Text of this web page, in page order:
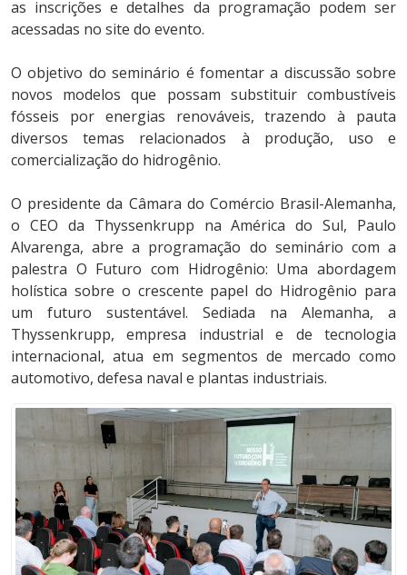
as inscrições e detalhes da programação podem ser
acessadas no site do evento.
O objetivo do seminário é fomentar a discussão sobre
novos modelos que possam substituir combustíveis
fósseis por energias renováveis, trazendo à pauta
diversos temas relacionados à produção, uso e
comercialização do hidrogênio.
O presidente da Câmara do Comércio Brasil-Alemanha,
o CEO da Thyssenkrupp na América do Sul, Paulo
Alvarenga, abre a programação do seminário com a
palestra O Futuro com Hidrogênio: Uma abordagem
holística sobre o crescente papel do Hidrogênio para
um futuro sustentável. Sediada na Alemanha, a
Thyssenkrupp, empresa industrial e de tecnologia
internacional, atua em segmentos de mercado como
automotivo, defesa naval e plantas industriais.